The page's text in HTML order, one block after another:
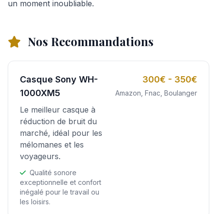
un moment inoubliable.
Nos Recommandations
Casque Sony WH-
1000XM5
Le meilleur casque à
réduction de bruit du
marché, idéal pour les
mélomanes et les
voyageurs.
Qualité sonore
exceptionnelle et confort
inégalé pour le travail ou
les loisirs.
300€ - 350€
Amazon, Fnac, Boulanger